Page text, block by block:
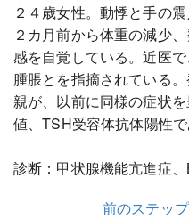
２４歳女性。動悸と手の
２カ月前から体重の減少
感を自覚している。近医
腫脹とを指摘されている
親が、以前に同様の症状
値、TSH受容体抗体陽性で
診断：甲状腺機能亢進症
前のステップ